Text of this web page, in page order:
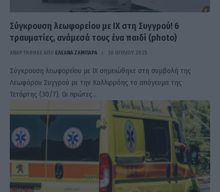
Σύγκρουση λεωφορείου με ΙΧ στη Συγγρού! 6
τραυματίες, ανάμεσά τους ένα παιδί (photo)
ΑΝΑΡΤΗΘΗΚΕ ΑΠΟ ΕΛΕΑΝΑ ΖΑΜΠΑΡΑ 30 ΙΟΥΛΊΟΥ 2025
Σύγκρουση λεωφορείου με ΙΧ σημειώθηκε στη συμβολή της
Λεωφόρου Συγγρού με την Καλλιρρόης το απόγευμα της
Τετάρτης (30/7). Οι πρώτες…